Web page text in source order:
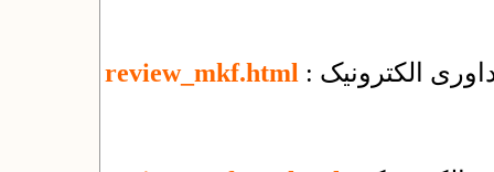
review_mkf.html الکترونیک